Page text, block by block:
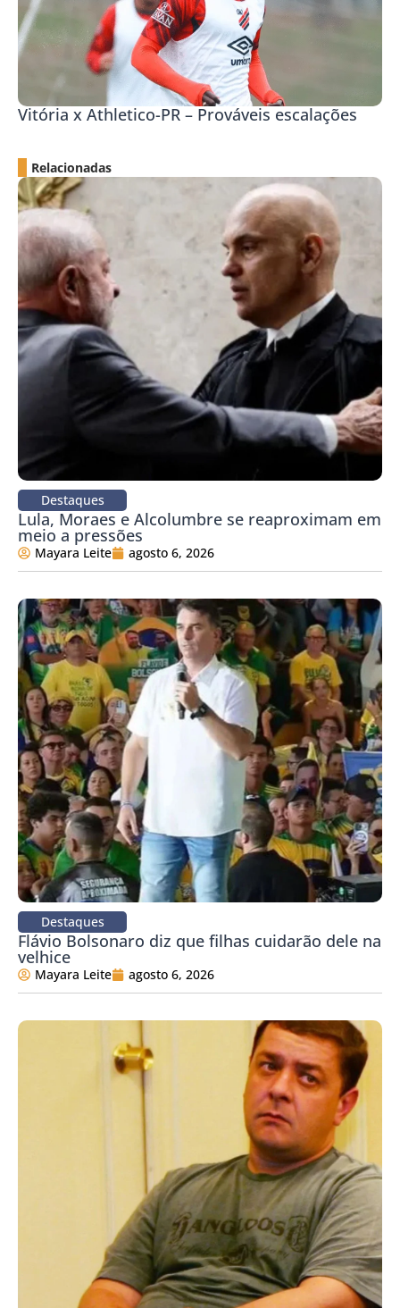
Vitória x Athletico-PR – Prováveis escalações
Relacionadas
Destaques
Lula, Moraes e Alcolumbre se reaproximam em
meio a pressões
Mayara Leite agosto 6, 2026
Destaques
Flávio Bolsonaro diz que filhas cuidarão dele na
velhice
Mayara Leite agosto 6, 2026